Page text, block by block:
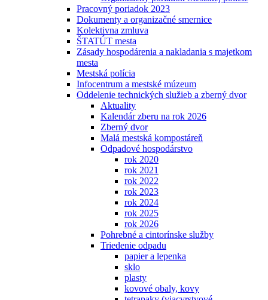
Pracovný poriadok 2023
Dokumenty a organizačné smernice
Kolektivna zmluva
ŠTATÚT mesta
Zásady hospodárenia a nakladania s majetkom
mesta
Mestská polícia
Infocentrum a mestské múzeum
Oddelenie technických služieb a zberný dvor
Aktuality
Kalendár zberu na rok 2026
Zberný dvor
Malá mestská kompostáreň
Odpadové hospodárstvo
rok 2020
rok 2021
rok 2022
rok 2023
rok 2024
rok 2025
rok 2026
Pohrebné a cintorínske služby
Triedenie odpadu
papier a lepenka
sklo
plasty
kovové obaly, kovy